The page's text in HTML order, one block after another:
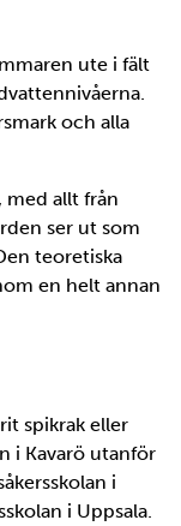
ute i fält
och alla
med allt från
ser ut som
teoretiska
en helt annan
spikrak eller
i Kavarö utanför
i
i Uppsala.